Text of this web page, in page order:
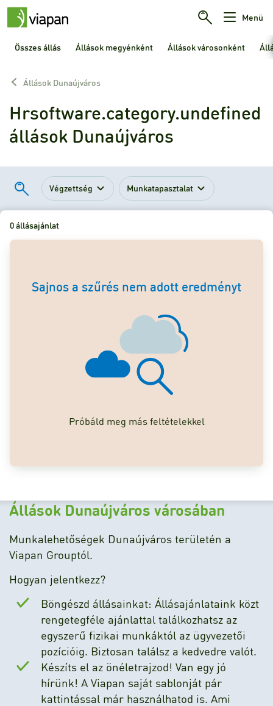
Menü
Összes állás Állások megyénként Állások városonként
Állások Dunaújváros
Hrsoftware.category.undefined
állások Dunaújváros
Végzettség Munkatapasztalat
0 állásajánlat
Sajnos a szűrés nem adott eredményt
Próbáld meg más feltételekkel
Állások Dunaújváros városában
Munkalehetőségek Dunaújváros területén a
Viapan Grouptól.
Hogyan jelentkezz?
Böngészd állásainkat: Állásajánlataink közt
rengetegféle ajánlattal találkozhatsz az
egyszerű fizikai munkáktól az ügyvezetői
pozícióig. Biztosan találsz a kedvedre valót.
Készíts el az önéletrajzod! Van egy jó
hírünk! A Viapan saját sablonját pár
kattintással már használhatod is. Ami